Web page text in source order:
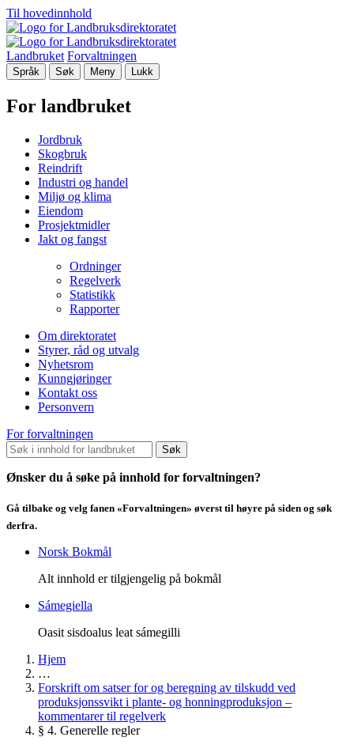
Til hovedinnhold
Landbruket Forvaltningen
Språk Søk Meny Lukk
For landbruket
Jordbruk
Skogbruk
Reindrift
Industri og handel
Miljø og klima
Eiendom
Prosjektmidler
Jakt og fangst
Ordninger
Regelverk
Statistikk
Rapporter
Om direktoratet
Styrer, råd og utvalg
Nyhetsrom
Kunngjøringer
Kontakt oss
Personvern
For forvaltningen
Søk
Ønsker du å søke på innhold for forvaltningen?
Gå tilbake og velg fanen «Forvaltningen» øverst til høyre på siden og søk
derfra.
Norsk Bokmål
Alt innhold er tilgjengelig på bokmål
Sámegiella
Oasit sisdoalus leat sámegilli
Hjem
…
Forskrift om satser for og beregning av tilskudd ved
produksjonssvikt i plante- og honningproduksjon –
kommentarer til regelverk
§ 4. Generelle regler